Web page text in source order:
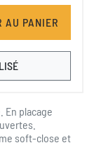
AU PANIER
En placage
soft-close et